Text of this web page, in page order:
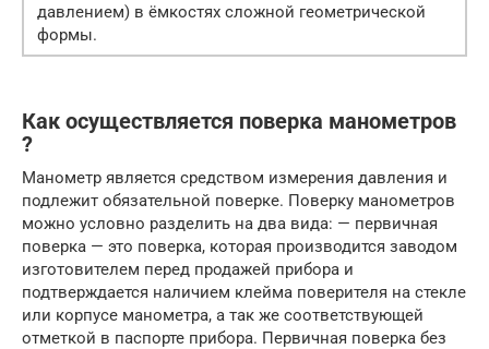
давлением) в ёмкостях сложной геометрической
формы.
Как осуществляется поверка манометров
?
Манометр является средством измерения давления и
подлежит обязательной поверке. Поверку манометров
можно условно разделить на два вида: — первичная
поверка — это поверка, которая производится заводом
изготовителем перед продажей прибора и
подтверждается наличием клейма поверителя на стекле
или корпусе манометра, а так же соответствующей
отметкой в паспорте прибора. Первичная поверка без